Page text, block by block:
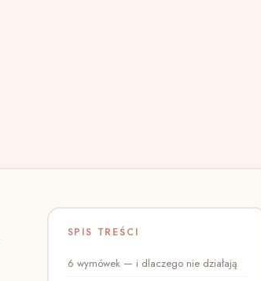
SPIS TREŚCI
6 wymówek — i dlaczego nie działają